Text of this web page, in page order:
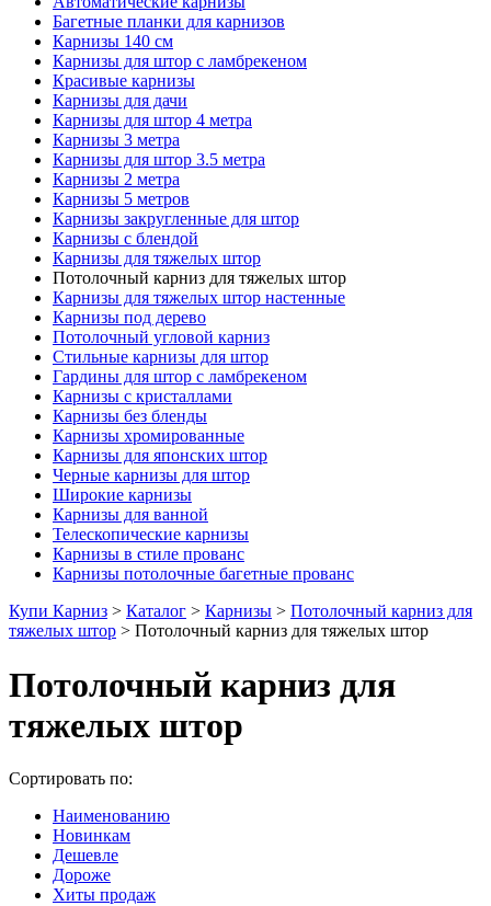
Багетные планки для карнизов
Карнизы 140 см
Карнизы для штор с ламбрекеном
Красивые карнизы
Карнизы для дачи
Карнизы для штор 4 метра
Карнизы 3 метра
Карнизы для штор 3.5 метра
Карнизы 2 метра
Карнизы 5 метров
Карнизы закругленные для штор
Карнизы с блендой
Карнизы для тяжелых штор
Потолочный карниз для тяжелых штор
Карнизы для тяжелых штор настенные
Карнизы под дерево
Потолочный угловой карниз
Стильные карнизы для штор
Гардины для штор с ламбрекеном
Карнизы с кристаллами
Карнизы без бленды
Карнизы хромированные
Карнизы для японских штор
Черные карнизы для штор
Широкие карнизы
Карнизы для ванной
Телескопические карнизы
Карнизы в стиле прованс
Карнизы потолочные багетные прованс
Купи Карниз > Каталог > Карнизы > Потолочный карниз для
тяжелых штор > Потолочный карниз для тяжелых штор
Потолочный карниз для
тяжелых штор
Сортировать по:
Наименованию
Новинкам
Дешевле
Дороже
Хиты продаж